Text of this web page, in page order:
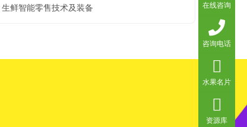
鲜智能零售技术及装备
在线咨询
咨询电话
水果名片
资源库